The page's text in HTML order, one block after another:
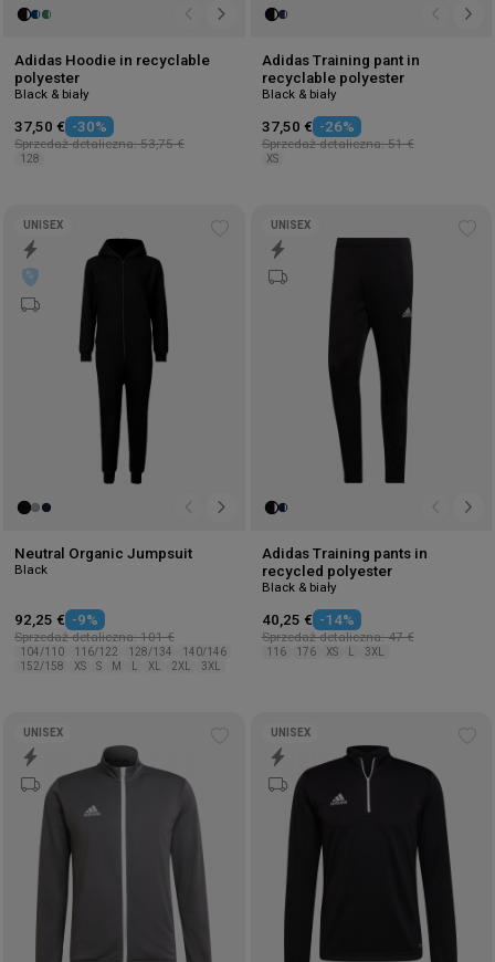
Adidas Hoodie in recyclable
polyester
Black & biały
37,50 € -30%
Sprzedaż detaliczna: 53,75 €
128
Adidas Training pant in
recyclable polyester
Black & biały
37,50 € -26%
Sprzedaż detaliczna: 51 €
XS
wishlist
UNISEX
Neutral Organic Jumpsuit
Black
92,25 € -9%
Sprzedaż detaliczna: 101 €
104/110 116/122 128/134
140/146
152/158
XS S M XL 2XL 3XL
UNISEX
Adidas Training pants in
recycled polyester
Black & biały
40,25 € -14%
Sprzedaż detaliczna: 47 €
116 176 XS 3XL
wishlist
UNISEX UNISEX